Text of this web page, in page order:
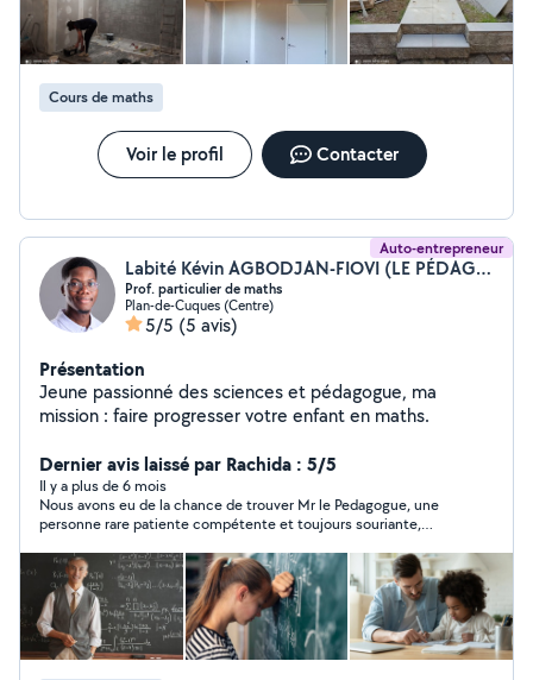
Cours de maths
Voir le profil Contacter
Auto-entrepreneur
Labité Kévin AGBODJAN-FIOVI (LE PÉDAGOGUE)
Prof. particulier de maths
Plan-de-Cuques (Centre)
5/5 (5 avis)
Présentation
Jeune passionné des sciences et pédagogue, ma
mission : faire progresser votre enfant en maths.
Dernier avis laissé par Rachida : 5/5
Il y a plus de 6 mois
Nous avons eu de la chance de trouver Mr le Pedagogue, une
personne rare patiente compétente et toujours souriante,
fortement en toute confiance.